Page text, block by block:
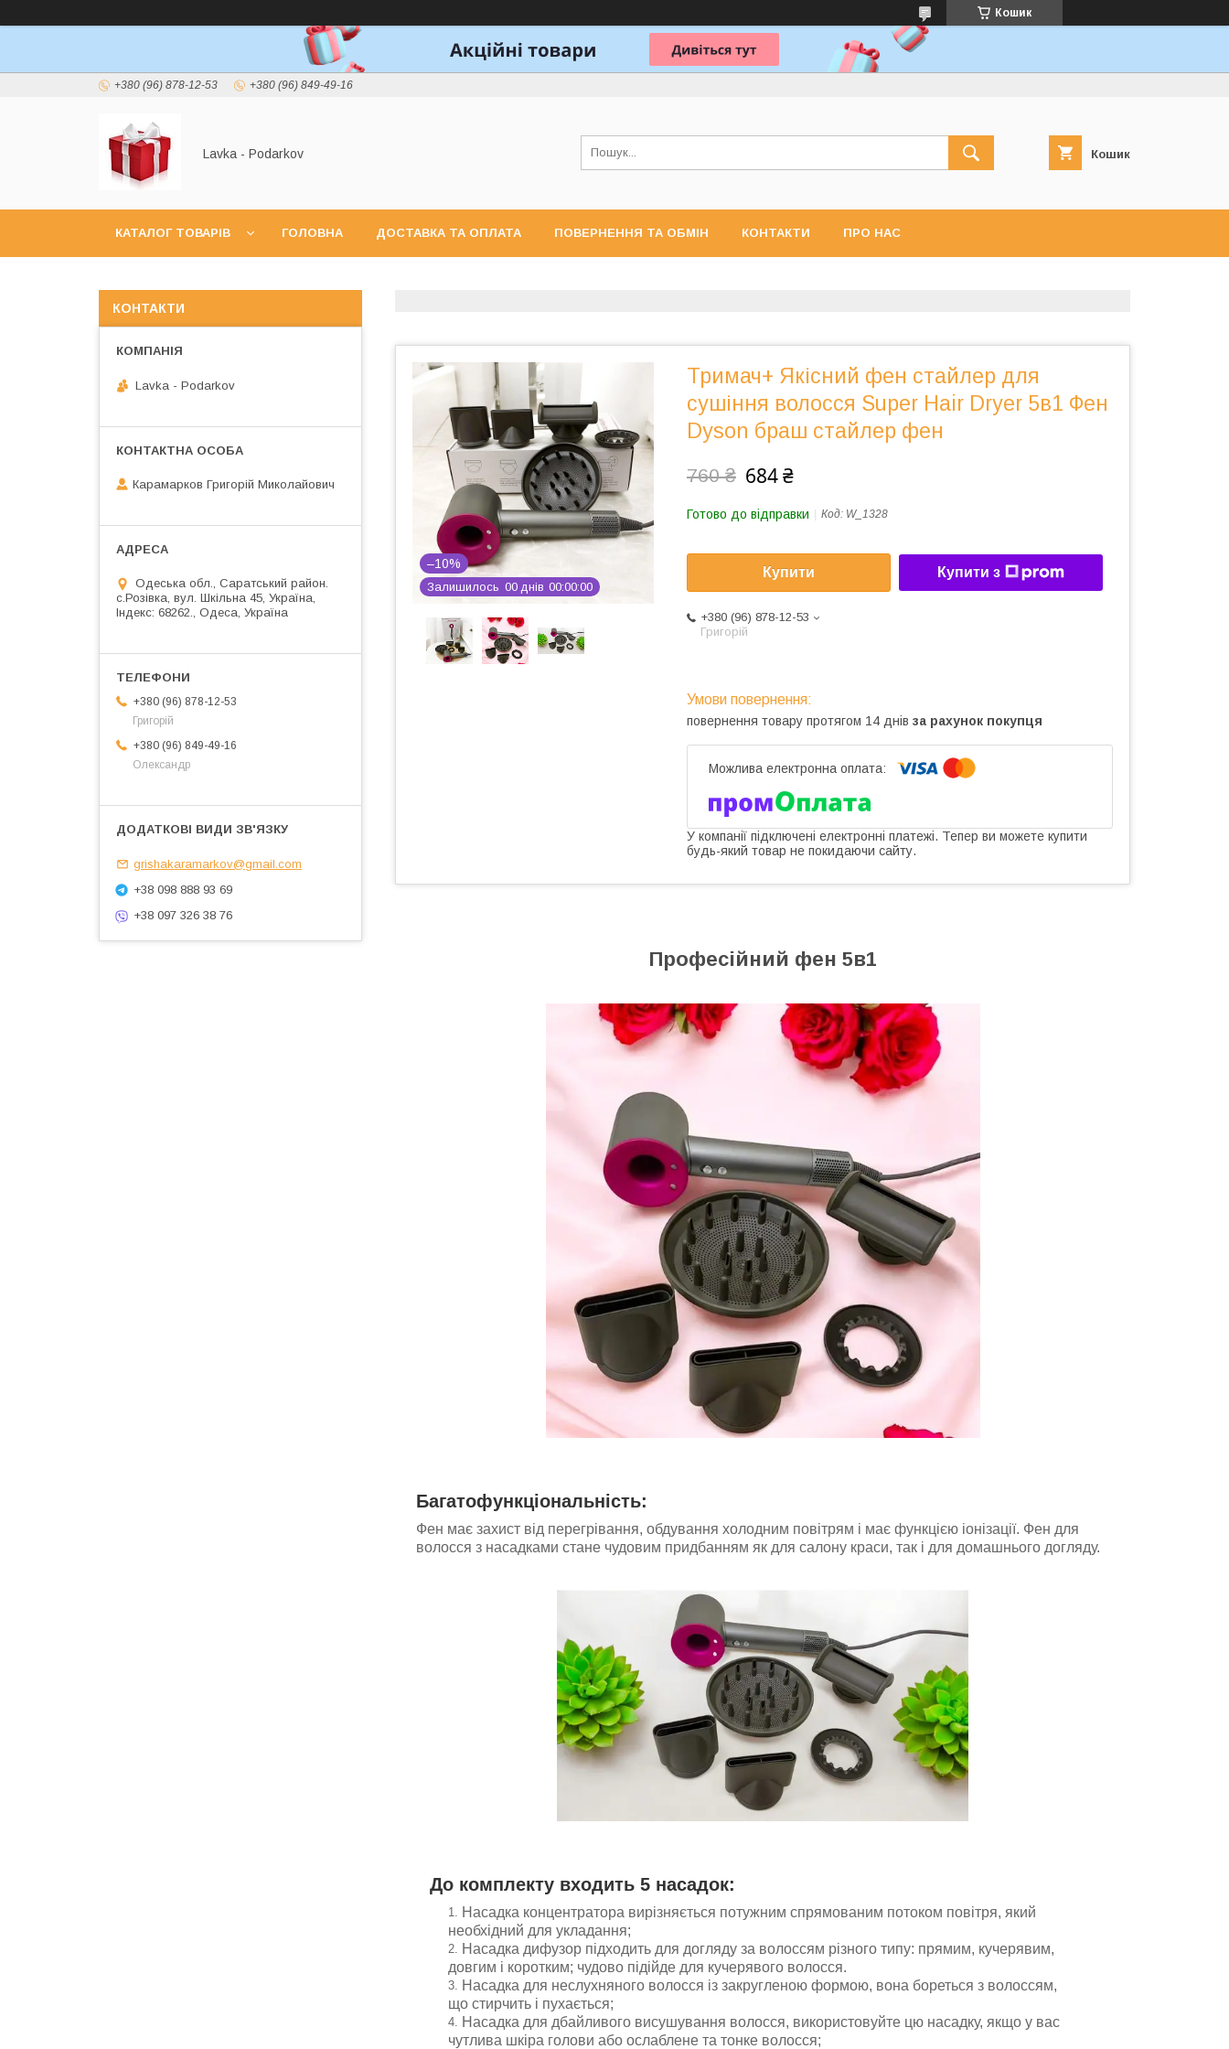
Кошик
+380 (96) 878-12-53 +380 (96) 849-49-16
Lavka - Podarkov Кошик
КАТАЛОГ ТОВАРІВ ГОЛОВНА ДОСТАВКА ТА ОПЛАТА ПОВЕРНЕННЯ ТА ОБМІН КОНТАКТИ ПРО НАС
–10%
Залишилось 00 днів 00 00 00
Тримач+ Якісний фен стайлер для
сушіння волосся Super Hair Dryer 5в1 Фен
Dyson браш стайлер фен
760 ₴ 684 ₴
Готово до відправки Код: W_1328
Купити Купити з
+380 (96) 878-12-53
Григорій
повернення товару протягом 14 днів за рахунок покупця
У компанії підключені електронні платежі. Тепер ви можете купити
будь-який товар не покидаючи сайту.
Професійний фен 5в1
Багатофункціональність:
Фен має захист від перегрівання, обдування холодним повітрям і має функцією іонізації. Фен для
волосся з насадками стане чудовим придбанням як для салону краси, так і для домашнього догляду.
До комплекту входить 5 насадок:
Насадка концентратора вирізняється потужним спрямованим потоком повітря, який
необхідний для укладання;
Насадка дифузор підходить для догляду за волоссям різного типу: прямим, кучерявим,
довгим і коротким; чудово підійде для кучерявого волосся.
Насадка для неслухняного волосся із закругленою формою, вона бореться з волоссям,
що стирчить і пухається;
Насадка для дбайливого висушування волосся, використовуйте цю насадку, якщо у вас
чутлива шкіра голови або ослаблене та тонке волосся;
КОНТАКТИ
Lavka - Podarkov
Карамарков Григорій Миколайович
Одеська обл., Саратський район.
с.Розівка, вул. Шкільна 45, Україна,
Індекс: 68262., Одеса, Україна
+380 (96) 878-12-53
Григорій
+380 (96) 849-49-16
Олександр
grishakaramarkov@gmail.com
+38 098 888 93 69
+38 097 326 38 76